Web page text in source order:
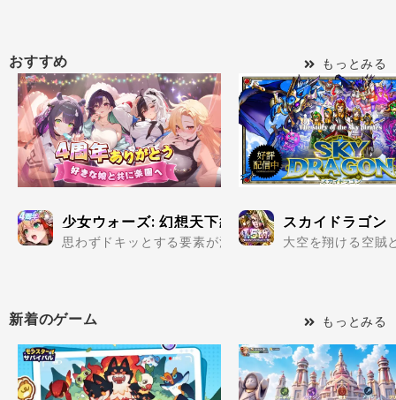
おすすめ もっとみる
少女ウォーズ: 幻想天下統一戦
思わずドキッとする要素が満載の美少女だらけで楽し
スカイドラゴン
大空を翔ける空賊
新着のゲーム もっとみる